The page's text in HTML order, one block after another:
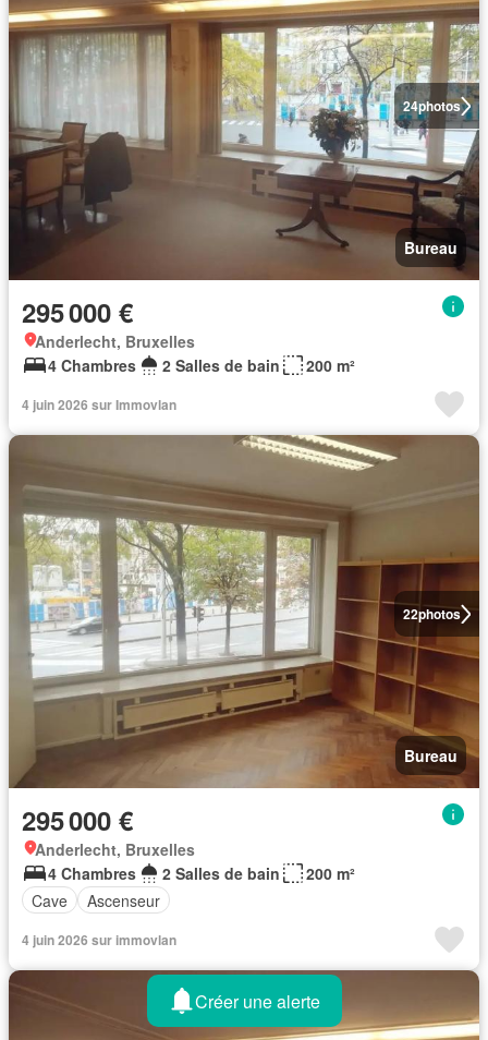
24photos
Bureau
295 000 €
Anderlecht, Bruxelles
4 Chambres
2 Salles de bain 200 m²
4 juin 2026 sur Immovlan
22photos
Bureau
295 000 €
Anderlecht, Bruxelles
4 Chambres
2 Salles de bain
200 m²
Cave
Ascenseur
4 juin 2026 sur immovlan
Créer une alerte